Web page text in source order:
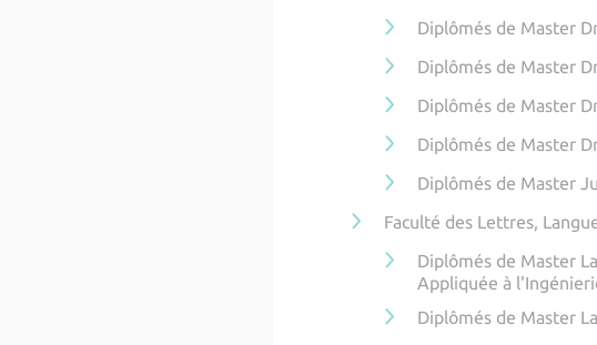
Diplômés de Master
Diplômés de Master
Diplômés de Master
Diplômés de Master
Diplômés de Master
Faculté des Lettres,
Diplômés de Master
Appliquée à
Diplômés de Master